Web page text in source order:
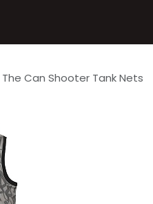
The Can Shooter Tank Nets